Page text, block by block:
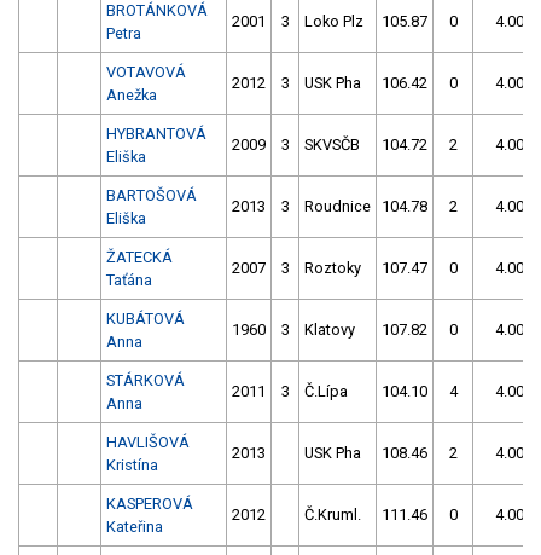
BROTÁNKOVÁ
Petra
2001 3 Loko Plz 105.87 0 4.00
VOTAVOVÁ
Anežka
2012 3 USK Pha 106.42 0 4.00
HYBRANTOVÁ
Eliška
2009 3 SKVSČB 104.72 2 4.00
BARTOŠOVÁ
Eliška
2013 3 Roudnice 104.78 2 4.00
ŽATECKÁ
Taťána
2007 3 Roztoky 107.47 0 4.00
KUBÁTOVÁ
Anna
1960 3 Klatovy 107.82 0 4.00
STÁRKOVÁ
Anna
2011 3 Č.Lípa 104.10 4 4.00
HAVLIŠOVÁ
Kristína
2013 USK Pha 108.46 2 4.00
KASPEROVÁ
Kateřina
2012 Č.Kruml. 111.46 0 4.00